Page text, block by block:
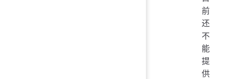
前
还
不
能
提
供